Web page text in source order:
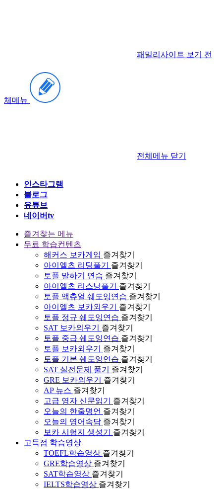
패밀리사이트 보기 전
체메뉴
전체메뉴 닫기
인스타그램
블로그
유튜브
네이버tv
즐겨찾는 메뉴
무료 학습컨텐츠
해커스 보카게임 즐겨찾기
아이엘츠 리딩풀기
즐겨찾기
토플 말하기 연습 즐겨찾기
아이엘츠 리스닝풀기
즐겨찾기
토플 액츄얼 쉐도잉연습 즐겨찾기
아이엘츠 보카외우기
즐겨찾기
토플 정규 쉐도잉연습 즐겨찾기
SAT 보카외우기
즐겨찾기
토플 중급 쉐도잉연습 즐겨찾기
토플 보카외우기
즐겨찾기
토플 기본 쉐도잉연습 즐겨찾기
SAT 실전문제 풀기
즐겨찾기
GRE 보카외우기
즐겨찾기
AP 뉴스 즐겨찾기
고급 영자 신문읽기
즐겨찾기
오늘의 한줄명언 즐겨찾기
오늘의 영어속담 즐겨찾기
보카 시험지 생성기
즐겨찾기
고득점 학습영상
TOEFL학습영상 즐겨찾기
GRE학습영상 즐겨찾기
SAT학습영상 즐겨찾기
IELTS학습영상 즐겨찾기